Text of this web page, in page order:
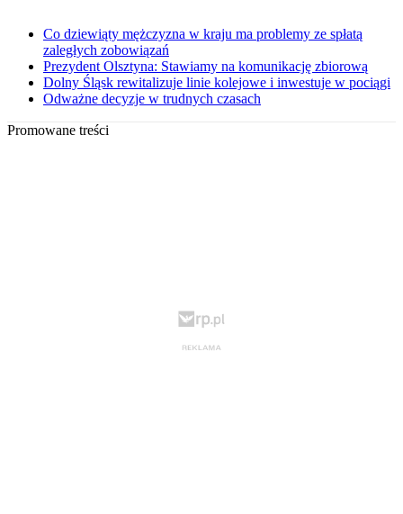
Co dziewiąty mężczyzna w kraju ma problemy ze spłatą
zaległych zobowiązań
Prezydent Olsztyna: Stawiamy na komunikację zbiorową
Dolny Śląsk rewitalizuje linie kolejowe i inwestuje w pociągi
Odważne decyzje w trudnych czasach
Promowane treści